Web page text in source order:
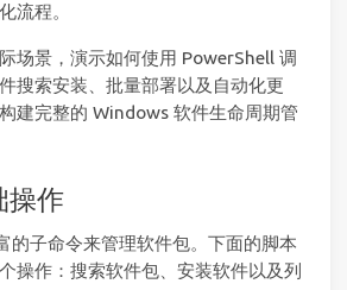
流程。
场景，演示如何使用 PowerShell 调
搜索安装、批量部署以及自动化更
建完整的 Windows 软件生命周期管
操作
的子命令来管理软件包。下面的脚本
操作：搜索软件包、安装软件以及列